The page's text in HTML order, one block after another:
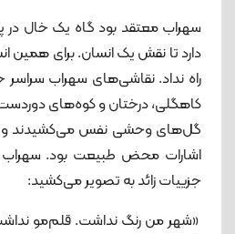
سهراب معتقد بود گاه یک خال در
دارد تا نقش یک انسان. برای همین
راه نداد. نقاشی‌های سهراب سراسر
کاهگلی، درختان و کوه‌های دوردست و
گل‌های وحشی نفس می‌کشیدند و
اشارات محض طبیعت بود.
جزییات زائد به تصویر می‌کشید:‌
«شهر من رنگ نداشت. قلم‌مو